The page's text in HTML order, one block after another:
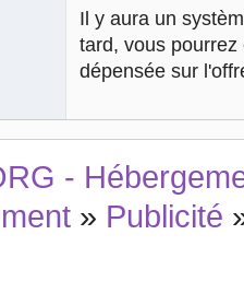
Il y aura un
tard, vous
dépensée sur
-
» Publicité